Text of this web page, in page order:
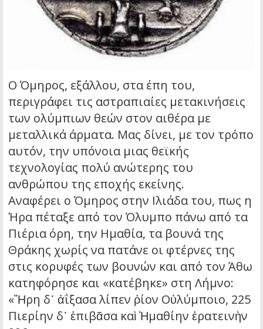
Ο Όμηρος, εξάλλου, στα έπη του,
περιγράφει τις αστραπιαίες μετακινήσεις
των ολύμπιων θεών στον αιθέρα με
μεταλλικά άρματα. Μας δίνει, με τον τρόπο
αυτόν, την υπόνοια μιας θεϊκής
τεχνολογίας πολύ ανώτερης του
ανθρώπου της εποχής εκείνης.
Αναφέρει ο Όμηρος στην Ιλιάδα του, πως η
Ήρα πέταξε από τον Όλυμπο πάνω από τα
Πιέρια όρη, την Ημαθία, τα βουνά της
Θράκης χωρίς να πατάνε οι φτέρνες της
στις κορυφές των βουνών και από τον Άθω
κατηφόρησε και «κατέβηκε» στη Λήμνο:
«Ἥρη δ᾽ ἀΐξασα λίπεν ῥίον Οὐλύμποιο, 225
Πιερίην δ᾽ ἐπιβᾶσα καὶ Ἠμαθίην ἐρατεινὴν